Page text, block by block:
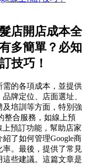
店開店成本全
多簡單？必知
技巧！
的各項成本，並提供
牌定位、店面選址、
培訓等方面，特別強
整合服務，如線上預
預訂功能，幫助店家
了如何管理Google商
。最後，提供了常見
些建議。這篇文章是